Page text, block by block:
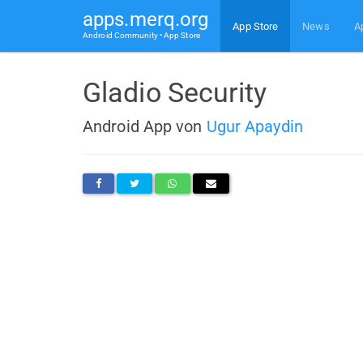
apps.merq.org
Android Community • App Store
App Store News
Gladio Security
Android App von Ugur Apaydin